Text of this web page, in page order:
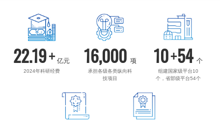
22.19+ 亿元
2024年科研经费
16,000 项
承担各级各类纵向科
技项目
10+54 个
组建国家级平台10
个，省部级平台54个